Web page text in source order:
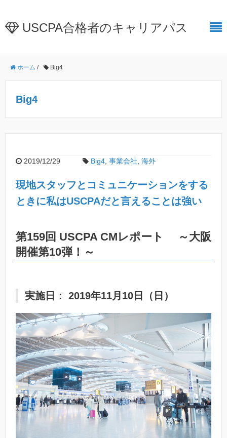
USCPA合格者のキャリアパス
ホーム / Big4
Big4
2019/12/29 Big4 事業会社 海外
現地スタッフとコミュニケーションをする
ときに私はUSCPAだと言えることは強い
第159回 USCPA CMレポート ～大阪
開催第10弾！～
実施日： 2019年11月10日（日）